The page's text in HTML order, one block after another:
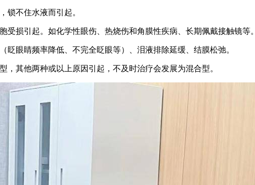
锁不住水液而引起。
受损引起。如化学性眼伤、热烧伤和角膜性疾病、长期佩戴接触镜等。
眨眼睛频率降低、不完全眨眼等）、泪液排除延缓、结膜松弛。
，其他两种或以上原因引起，不及时治疗会发展为混合型。